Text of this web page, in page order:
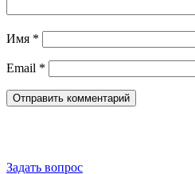
Имя *
Email *
Задать вопрос